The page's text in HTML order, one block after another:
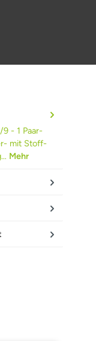
- 1 Paar-
mit Stoff-
Mehr